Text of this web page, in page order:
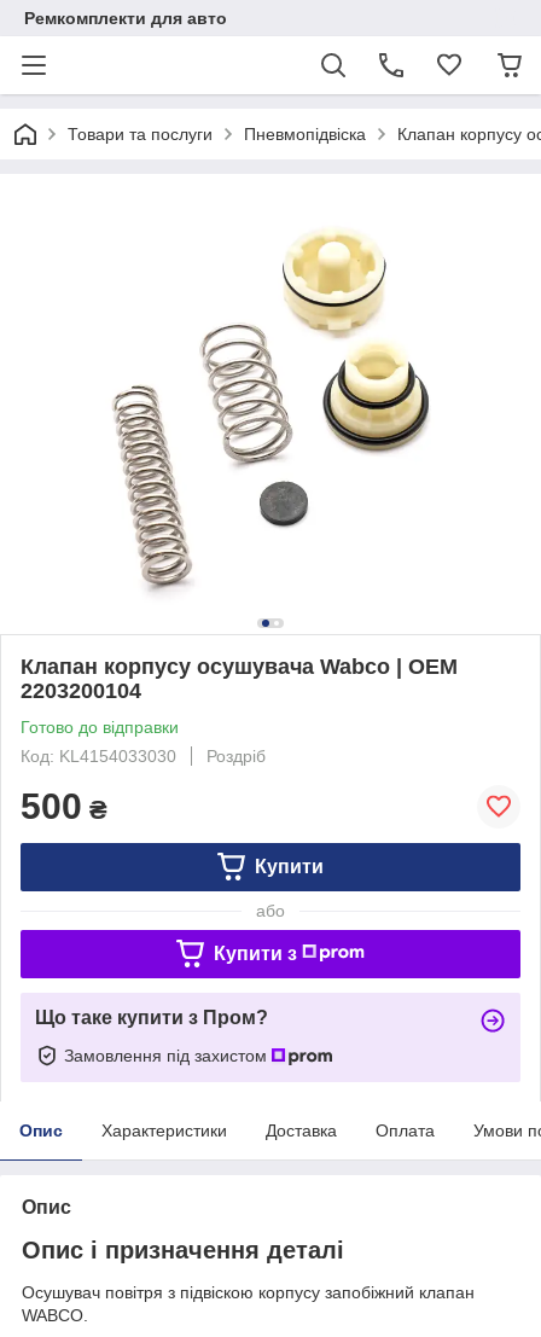
Ремкомплекти для авто
Товари та послуги Пневмопідвіска Клапан корпусу
Клапан корпусу осушувача Wabco | OEM
2203200104
Готово до відправки
Код: KL4154033030
Роздріб
500 ₴
Купити
або
Купити з
Що таке купити з Пром?
Замовлення під захистом
Опис Характеристики Доставка Оплата Умови
Опис
Опис і призначення деталі
Осушувач повітря з підвіскою корпусу запобіжний клапан
WABCO.